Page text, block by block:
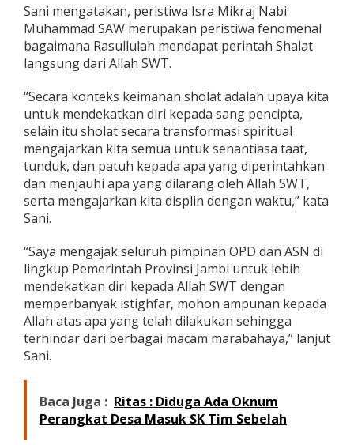
s
a
l
Sani mengatakan, peristiwa Isra Mikraj Nabi
Muhammad SAW merupakan peristiwa fenomenal
bagaimana Rasullulah mendapat perintah Shalat
langsung dari Allah SWT.
“Secara konteks keimanan sholat adalah upaya kita
untuk mendekatkan diri kepada sang pencipta,
selain itu sholat secara transformasi spiritual
mengajarkan kita semua untuk senantiasa taat,
tunduk, dan patuh kepada apa yang diperintahkan
dan menjauhi apa yang dilarang oleh Allah SWT,
serta mengajarkan kita displin dengan waktu,” kata
Sani.
“Saya mengajak seluruh pimpinan OPD dan ASN di
lingkup Pemerintah Provinsi Jambi untuk lebih
mendekatkan diri kepada Allah SWT dengan
memperbanyak istighfar, mohon ampunan kepada
Allah atas apa yang telah dilakukan sehingga
terhindar dari berbagai macam marabahaya,” lanjut
Sani.
Baca Juga : Ritas : Diduga Ada Oknum
Perangkat Desa Masuk SK Tim Sebelah